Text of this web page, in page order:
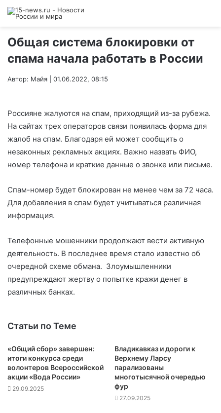
Общая система блокировки от
спама начала работать в России
Автор: Майя | 01.06.2022, 08:15
Россияне жалуются на спам, приходящий из-за рубежа.
На сайтах трех операторов связи появилась форма для
жалоб на спам. Благодаря ей может сообщить о
незаконных рекламных акциях. Важно назвать ФИО,
номер телефона и краткие данные о звонке или письме.
Спам-номер будет блокирован не менее чем за 72 часа.
Для добавления в спам будет учитываться различная
информация.
Телефонные мошенники продолжают вести активную
деятельность. В последнее время стало известно об
очередной схеме обмана. Злоумышленники
предупреждают жертву о попытке кражи денег в
различных банках.
Статьи по Теме
«Общий сбор» завершен:
итоги конкурса среди
волонтеров Всероссийской
акции «Вода России»
29.09.2025
Владикавказ и дороги к
Верхнему Ларсу
парализованы
многотысячной очередью
фур
27.09.2025